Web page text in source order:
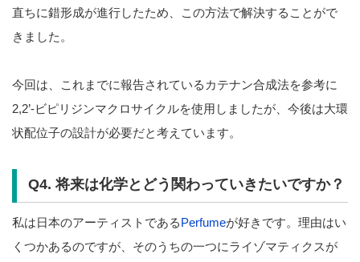
直ちに錯形成が進行したため、この方法で解決することがで
きました。
今回は、これまでに報告されているカテナン合成法を参考に
2,2’-ビピリジンマクロサイクルを使用しましたが、今後は大環
状配位子の設計が必要だと考えています。
Q4. 将来は化学とどう関わっていきたいですか？
私は日本のアーティストであるPerfumeが好きです。理由はい
くつかあるのですが、そのうちの一つにライゾマティクスが